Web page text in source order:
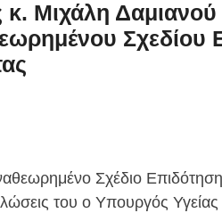
Μιχάλη Δαμιανού
Σχεδίου
Σχέδιο
του ο Υπουργός Υγείας